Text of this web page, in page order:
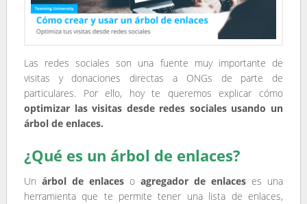
Las redes sociales son una fuente muy importante de
visitas y donaciones directas a ONGs de parte de
particulares. Por ello, hoy te queremos explicar cómo
optimizar las visitas desde redes sociales usando un
árbol de enlaces.
¿Qué es un árbol de enlaces?
Un árbol de enlaces oagregador de enlaces es una
herramienta que te permite tener una lista de enlaces,